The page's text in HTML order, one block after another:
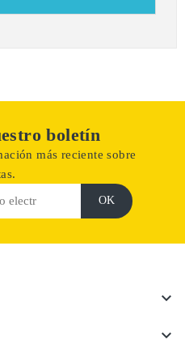
boletín
más reciente sobre

